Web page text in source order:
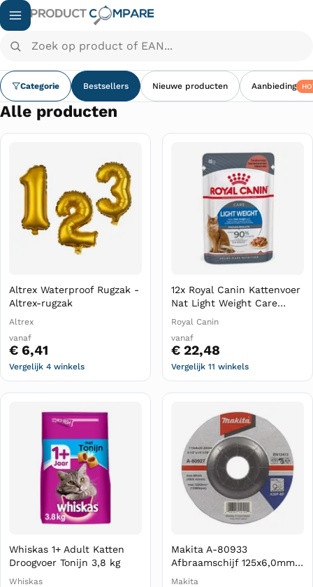
Categorie Bestsellers Nieuwe producten Aanbieding
Alle producten
Altrex Waterproof Rugzak -
Altrex-rugzak
Altrex
vanaf
€ 6,41
Vergelijk 4 winkels
12x Royal Canin Kattenvoer
Nat Light Weight Care
Gravy Ultra Light 85 gr
Royal Canin
vanaf
€ 22,48
Vergelijk 11 winkels
Whiskas 1+ Adult Katten
Droogvoer Tonijn 3,8 kg
Whiskas
Makita A-80933
Afbraamschijf 125x6,0mm
staal
Makita